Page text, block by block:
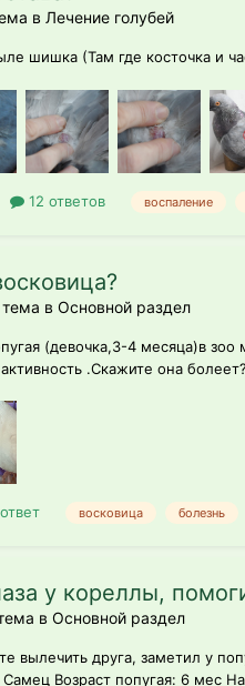
в Лечение голубей
шишка (Там где косточка и
12 ответов воспаление
в Основной раздел
(девочка,3-4 месяца)в
.Скажите она
восковица болезнь
у кореллы,
в Основной раздел
вылечить друга, заметил у
Возраст попугая: 6 мес